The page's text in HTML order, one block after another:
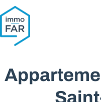
Aller au contenu principal